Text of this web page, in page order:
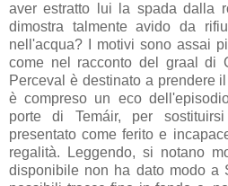
aver estratto lui la spada dalla
dimostra talmente avido da
nell'acqua? I motivi sono assai
come nel racconto del graal di
Perceval è destinato a prendere
è compreso un eco
porte di Temáir, per
presentato come ferito e
regalità. Leggendo, si notano
disponibile non ha dato modo a